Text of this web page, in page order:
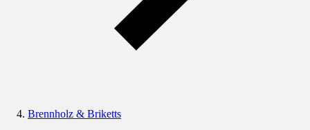
Brennholz & Briketts